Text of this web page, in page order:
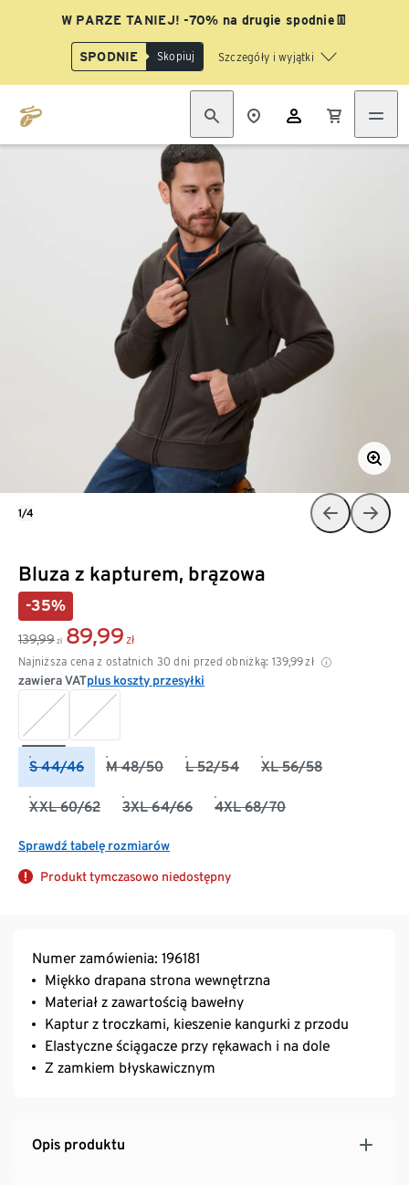
W PARZE TANIEJ! -70% na drugie spodnie👖
SPODNIE Skopiuj Szczegóły i wyjątki
Bluza z kapturem, brązowa
-35%
139,99 zł 89,99 zł
Najniższa cena z ostatnich 30 dni przed obniżką: 139,99 zł
zawiera VATplus koszty przesyłki
S 44/46 M 48/50 L 52/54 XL 56/58
XXL 60/62 3XL 64/66 4XL 68/70
Sprawdź tabelę rozmiarów
Produkt tymczasowo niedostępny
1/4
Numer zamówienia: 196181
Miękko drapana strona wewnętrzna
Materiał z zawartością bawełny
Kaptur z troczkami, kieszenie kangurki z przodu
Elastyczne ściągacze przy rękawach i na dole
Z zamkiem błyskawicznym
Opis produktu